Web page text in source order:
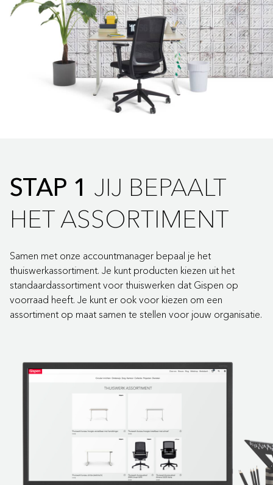
STAP 1 JIJ BEPAALT
HET ASSORTIMENT
Samen met onze accountmanager bepaal je het
thuiswerkassortiment. Je kunt producten kiezen uit het
standaardassortiment voor thuiswerken dat Gispen op
voorraad heeft. Je kunt er ook voor kiezen om een
assortiment op maat samen te stellen voor jouw organisatie.